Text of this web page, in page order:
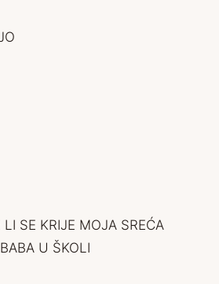
SE KRIJE MOJA SREĆA
U ŠKOLI